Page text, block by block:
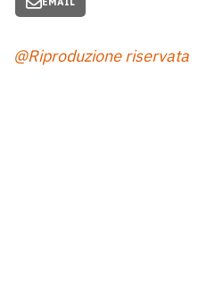
@Riproduzione riservata